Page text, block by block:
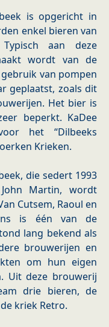
is opgericht in
enkel bieren van
aan deze
wordt van de
van pompen
geplaatst, zoals dit
Het bier is
beperkt. KaDee
het “Dilbeeks
Krieken.
die sedert 1993
Martin, wordt
Cutsem, Raoul en
is één van de
lang bekend als
brouwerijen en
om hun eigen
Uit deze brouwerij
drie bieren, de
kriek Retro.